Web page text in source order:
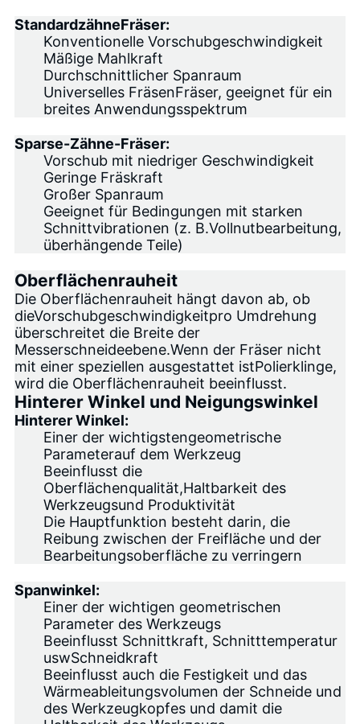
StandardzähneFräser:
Konventionelle Vorschubgeschwindigkeit
Mäßige Mahlkraft
Durchschnittlicher Spanraum
Universelles FräsenFräser, geeignet für ein
breites Anwendungsspektrum
Sparse-Zähne-Fräser:
Vorschub mit niedriger Geschwindigkeit
Geringe Fräskraft
Großer Spanraum
Geeignet für Bedingungen mit starken
Schnittvibrationen (z. B.Vollnutbearbeitung,
überhängende Teile)
Oberflächenrauheit
Die Oberflächenrauheit hängt davon ab, ob
dieVorschubgeschwindigkeitpro Umdrehung
überschreitet die Breite der
Messerschneideebene.Wenn der Fräser nicht
mit einer speziellen ausgestattet istPolierklinge,
wird die Oberflächenrauheit beeinflusst.
Hinterer Winkel und Neigungswinkel
Hinterer Winkel:
Einer der wichtigstengeometrische
Parameterauf dem Werkzeug
Beeinflusst die
Oberflächenqualität,Haltbarkeit des
Werkzeugsund Produktivität
Die Hauptfunktion besteht darin, die
Reibung zwischen der Freifläche und der
Bearbeitungsoberfläche zu verringern
Spanwinkel:
Einer der wichtigen geometrischen
Parameter des Werkzeugs
Beeinflusst Schnittkraft, Schnitttemperatur
uswSchneidkraft
Beeinflusst auch die Festigkeit und das
Wärmeableitungsvolumen der Schneide und
des Werkzeugkopfes und damit die